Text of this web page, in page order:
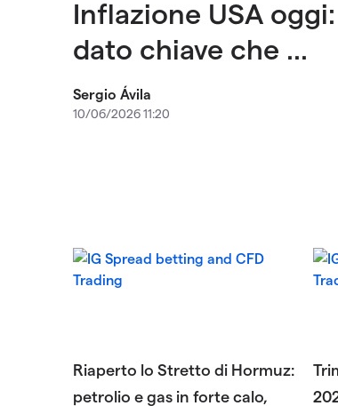
Inflazione USA
dato chiave che ...
Sergio Ávila
10/06/2026 11:20
Riaperto lo Stretto di Hormuz:
petrolio e gas in forte calo,